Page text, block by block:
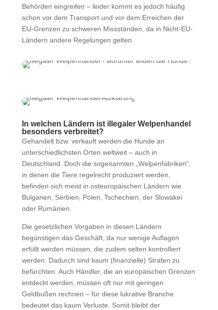
Behörden eingreifen – leider kommt es jedoch häufig
schon vor dem Transport und vor dem Erreichen der
EU-Grenzen zu schweren Missständen, da in Nicht-EU-
Ländern andere Regelungen gelten.
In welchen Ländern ist illegaler Welpenhandel
besonders verbreitet?
Gehandelt bzw. verkauft werden die Hunde an
unterschiedlichsten Orten weltweit – auch in
Deutschland. Doch die sogenannten „Welpenfabriken“,
in denen die Tiere regelrecht produziert werden,
befinden sich meist in osteuropäischen Ländern wie
Bulgarien, Serbien, Polen, Tschechien, der Slowakei
oder Rumänien.
Die gesetzlichen Vorgaben in diesen Ländern
begünstigen das Geschäft, da nur wenige Auflagen
erfüllt werden müssen, die zudem selten kontrolliert
werden. Dadurch sind kaum (finanzielle) Strafen zu
befürchten. Auch Händler, die an europäischen Grenzen
entdeckt werden, müssen oft nur mit geringen
Geldbußen rechnen – für diese lukrative Branche
bedeutet das kaum Verluste. Somit bleibt der